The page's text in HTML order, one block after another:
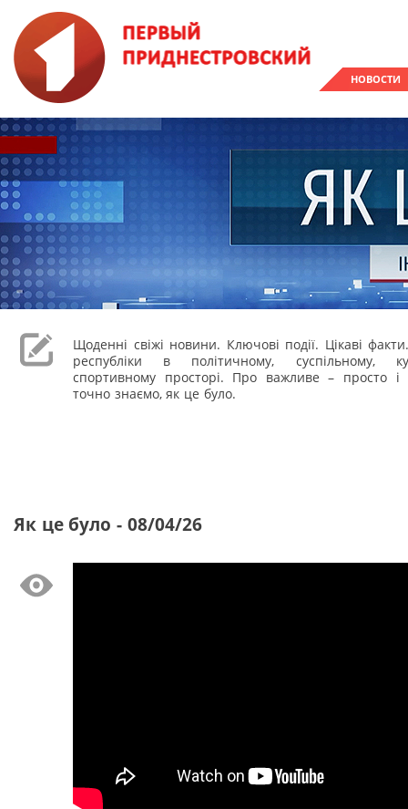
НОВОСТИ
Щоденні свіжі новини. Ключові події. Цікаві
республіки в політичному, суспільному,
спортивному просторі. Про важливе – просто і
точно знаємо, як це було.
Як це було - 08/04/26